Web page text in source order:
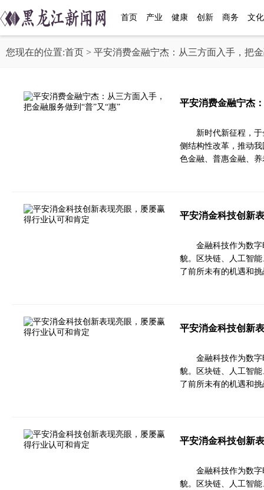
首页 产业 健康 创新 商务 文化
您现在的位置:首页 > 平安消费金融宁杰：从三方面入手，把
平安消费金融宁杰
新时代新征程，
侧结构性改革，推动
色金融、普惠金融、
平安消金科技创新
金融科技作为数
貌。区块链、人工智
了前所未有的机遇和
平安消金科技创新
金融科技作为数
貌。区块链、人工智
了前所未有的机遇和
平安消金科技创新
金融科技作为数
貌。区块链、人工智